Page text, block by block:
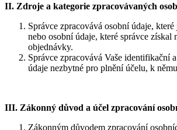
II. Zdroje a kategorie zpracovávaných
Správce zpracovává osobní údaje,
nebo osobní údaje, které správce získal
objednávky.
Správce zpracovává Vaše identifikační
údaje nezbytné pro plnění účelu, k
III. Zákonný důvod a účel zpracování
Zákonným důvodem zpracování